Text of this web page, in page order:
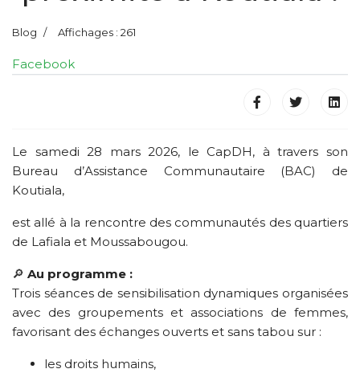
Blog Affichages : 261
Facebook
Le samedi 28 mars 2026, le CapDH, à travers son
Bureau d’Assistance Communautaire (BAC) de
Koutiala,
est allé à la rencontre des communautés des quartiers
de Lafiala et Moussabougou.
🔎 Au programme :
Trois séances de sensibilisation dynamiques organisées
avec des groupements et associations de femmes,
favorisant des échanges ouverts et sans tabou sur :
les droits humains,